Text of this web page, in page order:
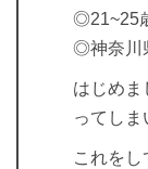
◎21~25
◎神奈川
はじめま
ってしま
これを